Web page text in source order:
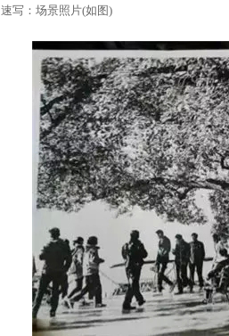
速写：场景照片(如图)